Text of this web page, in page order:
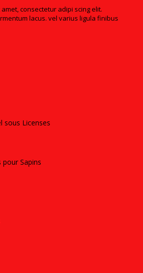
consectetur adipi scing elit.
lacus. vel varius ligula finibus
sous Licenses
Sapins